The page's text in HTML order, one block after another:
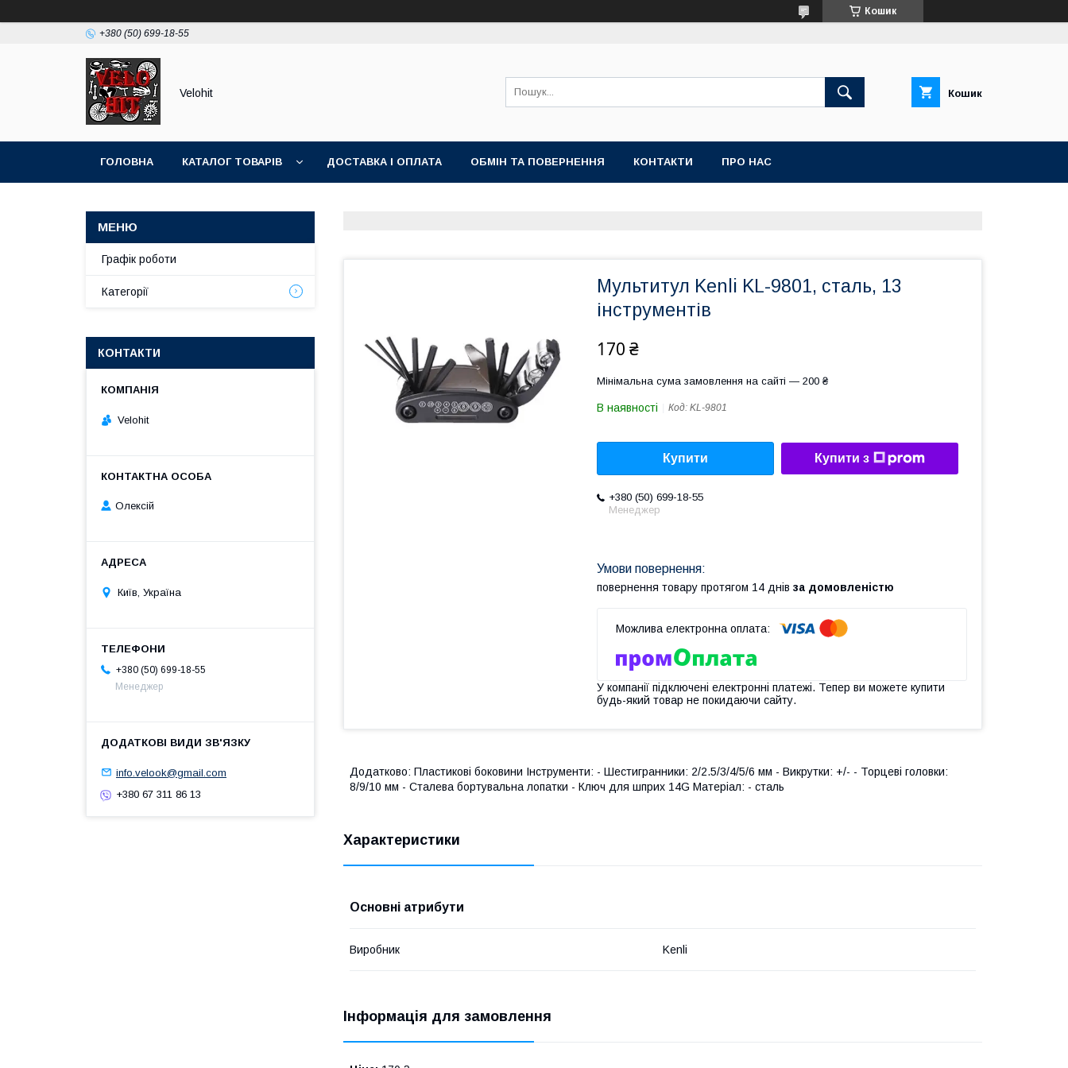
Кошик
+380 (50) 699-18-55
Velohit Кошик
ГОЛОВНА КАТАЛОГ ТОВАРІВ ДОСТАВКА І ОПЛАТА ОБМІН ТА ПОВЕРНЕННЯ КОНТАКТИ ПРО НАС
Мультитул Kenli KL-9801, сталь, 13
інструментів
170 ₴
Мінімальна сума замовлення на сайті — 200 ₴
В наявності Код: KL-9801
Купити Купити з
+380 (50) 699-18-55
Менеджер
повернення товару протягом 14 днів за домовленістю
У компанії підключені електронні платежі. Тепер ви можете купити
будь-який товар не покидаючи сайту.
Додатково: Пластикові боковини Інструменти: - Шестигранники: 2/2.5/3/4/5/6 мм - Викрутки: +/- - Торцеві головки:
8/9/10 мм - Сталева бортувальна лопатки - Ключ для шприх 14G Матеріал: - сталь
Характеристики
Основні атрибути
Виробник Kenli
Інформація для замовлення
Графік роботи
Категорії
КОНТАКТИ
Velohit
Олексій
Київ, Україна
+380 (50) 699-18-55
Менеджер
info.velook@gmail.com
+380 67 311 86 13